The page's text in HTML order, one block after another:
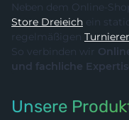
Neben dem Online-
Store Dreieich ein
regelmäßigen
So verbinden wir Online-
und fachliche
Unsere